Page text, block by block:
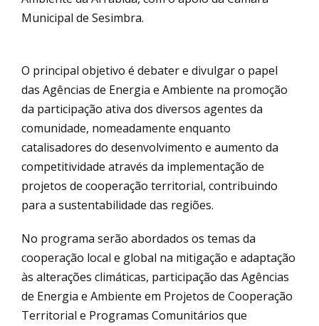
Municipal de Sesimbra.
O principal objetivo é debater e divulgar o papel
das Agências de Energia e Ambiente na promoção
da participação ativa dos diversos agentes da
comunidade, nomeadamente enquanto
catalisadores do desenvolvimento e aumento da
competitividade através da implementação de
projetos de cooperação territorial, contribuindo
para a sustentabilidade das regiões.
No programa serão abordados os temas da
cooperação local e global na mitigação e adaptação
às alterações climáticas, participação das Agências
de Energia e Ambiente em Projetos de Cooperação
Territorial e Programas Comunitários que